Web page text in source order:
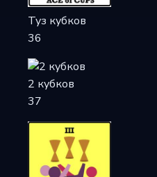
Туз кубков
36
2 кубков
37